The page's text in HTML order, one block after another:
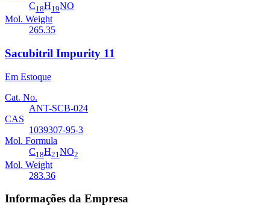
C18H19NO
Mol. Weight
265.35
Sacubitril Impurity 11
Em Estoque
Cat. No.
ANT-SCB-024
CAS
1039307-95-3
Mol. Formula
C18H21 NO2
Mol. Weight
283.36
Informações da Empresa